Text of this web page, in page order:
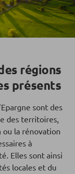
régions
présents
sont des
des territoires,
la rénovation
à
Elles sont ainsi
locales et du